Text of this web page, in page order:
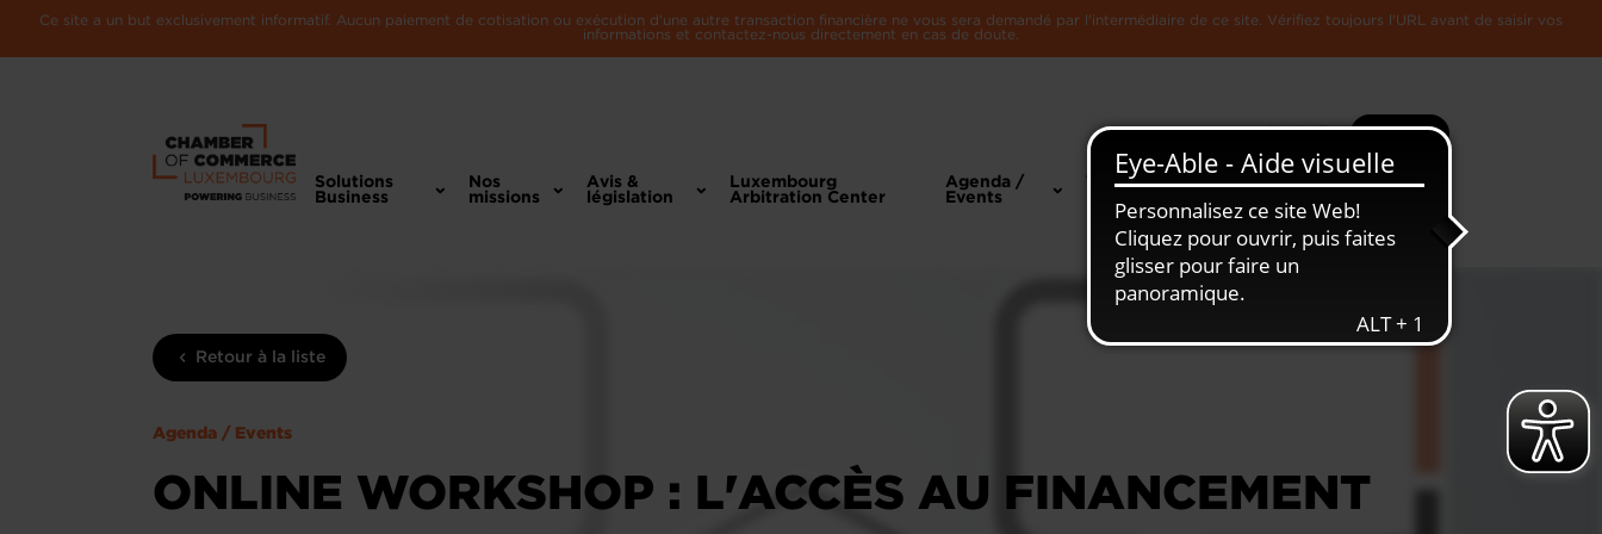
Ce site a un but exclusivement informatif. Aucun paiement de cotisation ou exécution d'une autre transaction financière ne vous sera demandé par l'intermédiaire de ce site. Vérifiez toujours l'URL avant de saisir vos
informations et contactez-nous directement en cas de doute.
Recherche Plus
Solutions
Business
Nos
missions
Avis &
législation
Luxembourg
Arbitration Center
Agenda /
Events
Toute
L'Economie
Retour à la liste
Agenda / Events
ONLINE WORKSHOP : L'ACCÈS AU FINANCEMENT